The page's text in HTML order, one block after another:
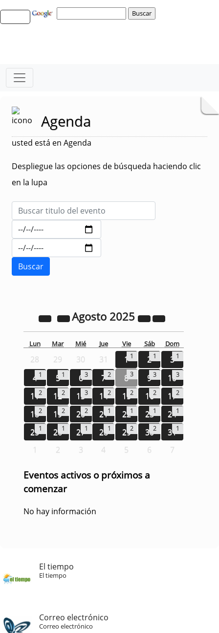
Agenda
usted está en Agenda
Despliegue las opciones de búsqueda haciendo clic
en la lupa
Agosto 2025
Lun Mar Mié Jue Vie Sáb Dom
28 29 30 31 1 1 2 1 3 1
4 1 5 1 63 7 2 83 93 103
112 122 133 142 152 162 172
182 192 202 211 221 231 241
251 261 271 281 292 302 311
1 2 3 4 5 6 7
Eventos activos o próximos a
comenzar
No hay información
El tiempo
El tiempo
Correo electrónico
Correo electrónico